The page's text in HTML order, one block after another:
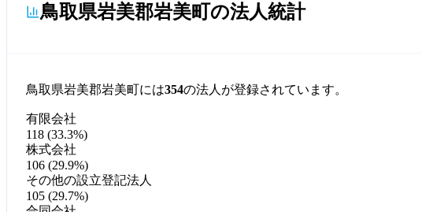
鳥取県岩美郡岩美町の法人統計
鳥取県岩美郡岩美町には354の法人が登録されています。
有限会社
118 (33.3%)
株式会社
106 (29.9%)
その他の設立登記法人
105 (29.7%)